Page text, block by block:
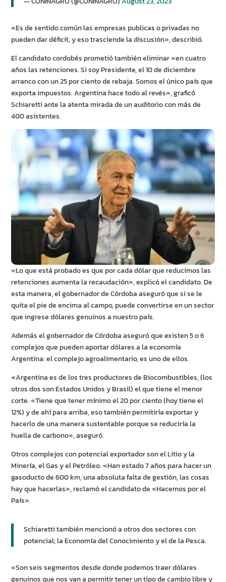
«Es de sentido común las empresas publicas o privadas no
pueden dar déficit, y eso trasciende la discusión», describió.
El candidato cordobés prometió también eliminar «en cuatro
años las retenciones. Si soy Presidente, el 10 de diciembre
arranco con un 25 por ciento de rebaja. Somos el único país que
exporta impuestos. Argentina hace todo al revés», graficó
Schiaretti ante la atenta mirada de un auditorio con más de
400 asistentes.
«Lo que está probado es que por cada dólar que reducimos las
retenciones aumenta la recaudación», explicó el candidato. De
esta manera, el gobernador de Córdoba aseguró que si se le
quita el pie de encima al campo, puede convertirse en un sector
que ingrese dólares genuinos a nuestro país.
Además el gobernador de Córdoba aseguró que existen 5 o 6
complejos que pueden aportar dólares a la economía
Argentina: el complejo agroalimentario, es uno de ellos.
«Argentina es de los tres productores de Biocombustibles, (los
otros dos son Estados Unidos y Brasil) el que tiene el menor
corte. «Tiene que tener mínimo el 20 por ciento (hoy tiene el
12%) y de ahí para arriba, eso también permitiría exportar y
hacerlo de una manera sustentable porque se reduciría la
huella de carbono», aseguró.
Otros complejos con potencial exportador son el Litio y la
Minería, el Gas y el Petróleo. «Han estado 7 años para hacer un
gasoducto de 600 km, una absoluta falta de gestión, las cosas
hay que hacerlas», reclamó el candidato de «Hacemos por el
País».
Schiaretti también mencionó a otros dos sectores con
potencial; la Economía del Conocimiento y el de la Pesca.
«Son seis segmentos desde donde podemos traer dólares
genuinos que nos van a permitir tener un tipo de cambio libre y